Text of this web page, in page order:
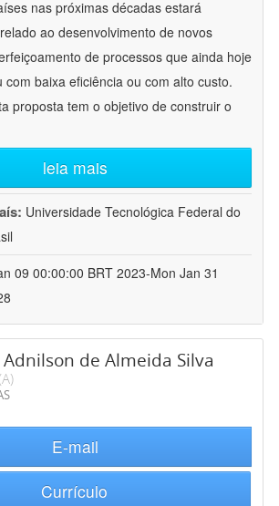
nas próximas décadas estará
ao desenvolvimento de novos
de processos que ainda hoje
com baixa eficiência ou com alto custo.
proposta tem o objetivo de construir o
leia mais
Universidade Tecnológica Federal do
09 00:00:00 BRT 2023-Mon Jan 31
Adnilson de Almeida Silva
E-mail
Currículo